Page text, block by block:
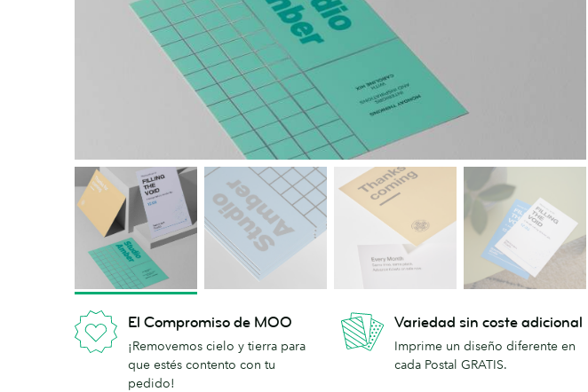
El Compromiso de MOO
¡Removemos cielo y tierra para
que estés contento con tu
pedido!
Variedad sin coste adicional
Imprime un diseño diferente en
cada Postal GRATIS.